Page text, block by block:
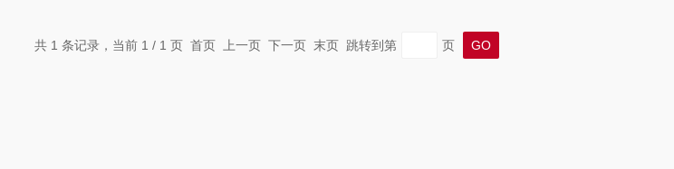
共 1 条记录，当前 1 / 1 页 首页 上一页 下一页 末页 跳转到第 页